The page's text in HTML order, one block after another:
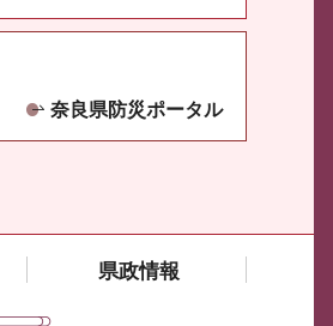
奈良県防災ポータル
県政情報